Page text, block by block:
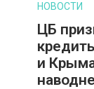
НОВОСТИ
ЦБ
и